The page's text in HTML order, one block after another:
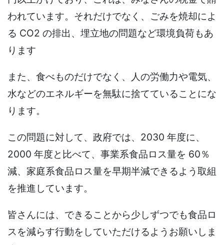
われています。それだけでなく、ごみを焼却によ
る CO2 の排出、埋立地の問題など環境負荷もあ
ります
また、食べものだけでなく、人の労働力や電気、
水などのエネルギーを無駄に捨てていることにな
ります。
この問題に対して、政府では、2030 年度に、
2000 年度と比べて、事業系食品ロス量を 60％
減、家庭系食品ロス量を早期半減できるよう取組
を推進しています。
皆さんには、できることから少しずつでも食品ロ
スを減らす行動をしていただけるようお願いしま